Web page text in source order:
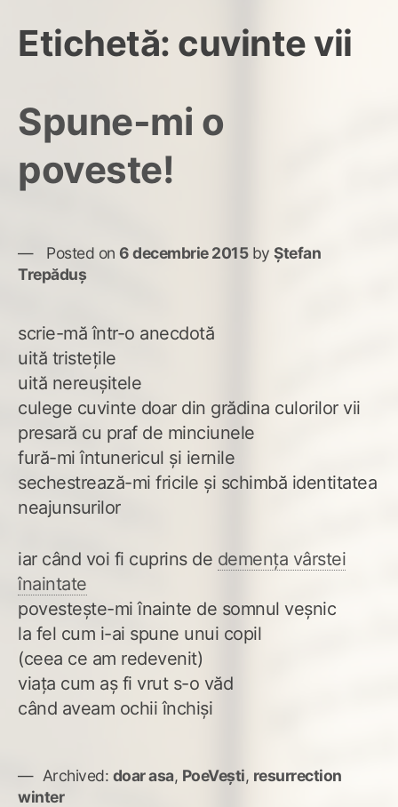
Etichetă: cuvinte vii
Spune-mi o
poveste!
Posted on 6 decembrie 2015by Ștefan
Trepăduș
scrie-mă într-o anecdotă
uită tristețile
uită nereușitele
culege cuvinte doar din grădina culorilor vii
presară cu praf de minciunele
fură-mi întunericul și iernile
sechestrează-mi fricile și schimbă identitatea
neajunsurilor
iar când voi fi cuprins de demența vârstei
înaintate
povestește-mi înainte de somnul veșnic
la fel cum i-ai spune unui copil
(ceea ce am redevenit)
viața cum aș fi vrut s-o văd
când aveam ochii închiși
Archived: doar asa, PoeVești, resurrection
winter